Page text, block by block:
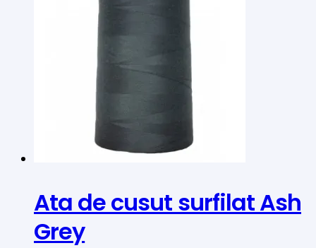
Ata de cusut surfilat Ash
Grey